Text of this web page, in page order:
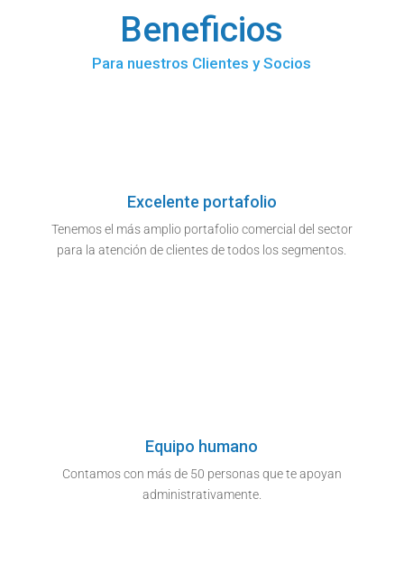
Beneficios
Para nuestros Clientes y Socios
Excelente portafolio
Tenemos el más amplio portafolio comercial del sector
para la atención de clientes de todos los segmentos.
Equipo humano
Contamos con más de 50 personas que te apoyan
administrativamente.